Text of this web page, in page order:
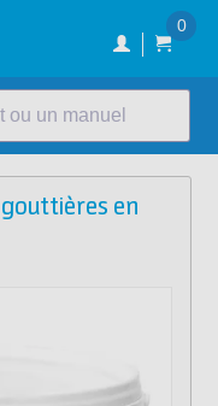
0
ou un manuel
gouttières en